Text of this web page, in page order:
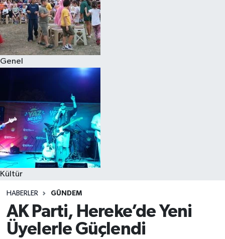
Genel
Kültür
HABERLER GÜNDEM
AK Parti, Hereke’de Yeni
Üyelerle Güçlendi